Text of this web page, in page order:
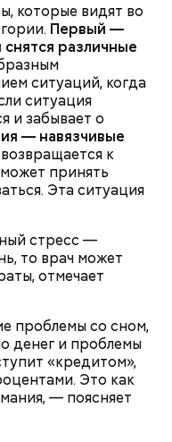
которые видят во
Первый —
различные
ситуаций, когда
ситуация
и забывает о
— навязчивые
к
принять
Эта ситуация
стресс —
то врач может
отмечает
проблемы со сном,
денег и проблемы
«кредитом»,
Это как
— поясняет
старости и
По церковному
нетленными
исцелилось
Николая
город